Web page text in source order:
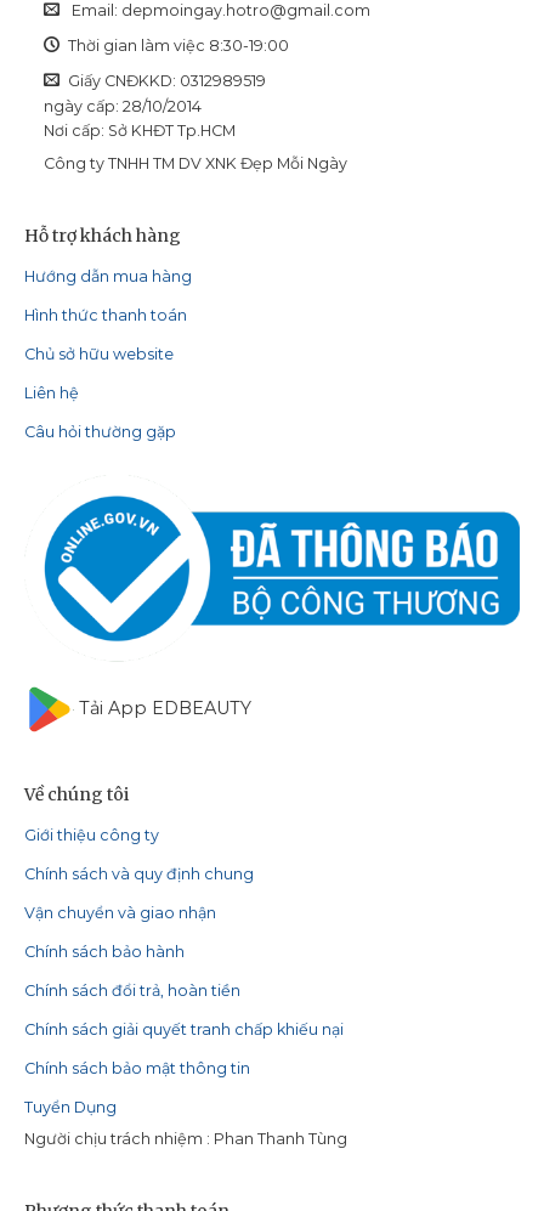
Email: depmoingay.hotro@gmail.com
Thời gian làm việc 8:30-19:00
Giấy CNĐKKD: 0312989519
ngày cấp: 28/10/2014
Nơi cấp: Sở KHĐT Tp.HCM
Công ty TNHH TM DV XNK Đẹp Mỗi Ngày
Hỗ trợ khách hàng
Hướng dẫn mua hàng
Hình thức thanh toán
Chủ sở hữu website
Liên hệ
Câu hỏi thường gặp
Tải App EDBEAUTY
Về chúng tôi
Giới thiệu công ty
Chính sách và quy định chung
Vận chuyển và giao nhận
Chính sách bảo hành
Chính sách đổi trả, hoàn tiền
Chính sách giải quyết tranh chấp khiếu nại
Chính sách bảo mật thông tin
Tuyển Dụng
Người chịu trách nhiệm : Phan Thanh Tùng